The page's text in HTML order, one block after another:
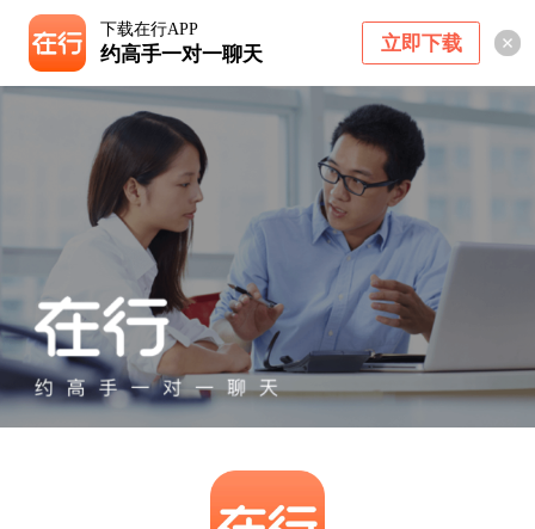
下载在行APP
约高手一对一聊天 立即下载